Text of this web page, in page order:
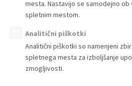
Dokumentacija za verifikacijo
Vloga za verifikacijo pogojev za
dijakov
Vprašalnik za verifikacijo učnih mest
mesta. Nastavijo se samodejno ob
spletnim mestom.
Analitični piškotki
Analitični piškotki so namenjeni
spletnega mesta za izboljšanje
zmogljivosti.